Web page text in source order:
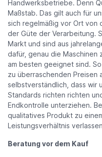
Handwerksbetriebe. Denn
Maßstab. Das gilt auch für
sich regelmäßig vor Ort von
der Güte der Verarbeitung.
Markt und sind aus
dafür, genau die Maschinen
am besten geeignet sind.
zu überraschenden Preisen
selbstverständlich, dass wir
Standards richten richten
Endkontrolle unterziehen.
qualitatives Produkt zu
Leistungsverhältnis
Beratung vor dem Kauf